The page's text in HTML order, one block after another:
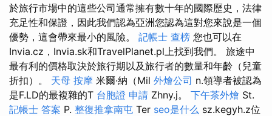
於旅行市場中的這些公司通常擁有數十年的國際歷史，法律
充足性和保證，因此我們認為亞洲您認為這對您來說是一個
優勢，這會帶來最小的風險。 記帳士 查榜 您也可以在
Invia.cz，Invia.sk和TravelPlanet.pl上找到我們。 旅途中
最有利的價格取決於旅行期以及旅行者的數量和年齡（兒童
折扣）。 天母 按摩 米爾·納（Mil 外燴公司 n.領導者被認為
是F.LD的最複雜的T 台胞證 申請 Zhny.j。 下午茶外燴 St.
記帳士 答案 P. 整復推拿南屯 Ter seo是什么 sz.kegyh.z位